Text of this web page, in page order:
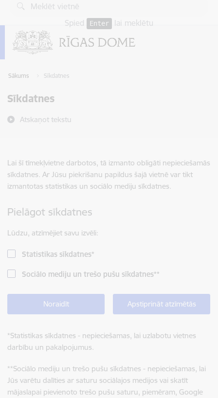
Pāriet uz lapas saturu
Spied
Enter lai meklētu
Sākums Sīkdatnes
Sīkdatnes
Atskaņot tekstu
Lai šī tīmekļvietne darbotos, tā izmanto obligāti nepieciešamās
sīkdatnes. Ar Jūsu piekrišanu papildus šajā vietnē var tikt
izmantotas statistikas un sociālo mediju sīkdatnes.
Pielāgot sīkdatnes
Lūdzu, atzīmējiet savu izvēli:
Statistikas sīkdatnes*
Sociālo mediju un trešo pušu sīkdatnes**
Noraidīt Apstiprināt atzīmētās
*Statistikas sīkdatnes - nepieciešamas, lai uzlabotu vietnes
darbību un pakalpojumus.
**Sociālo mediju un trešo pušu sīkdatnes - nepieciešamas, lai
Jūs varētu dalīties ar saturu sociālajos medijos vai skatīt
mājaslapai pievienoto trešo pušu saturu, piemēram, Google